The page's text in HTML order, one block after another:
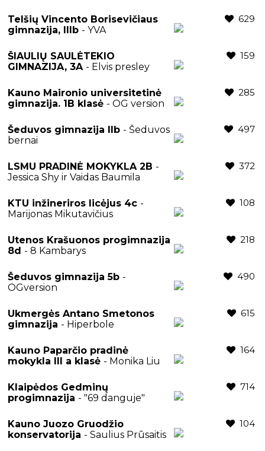
Telšių Vincento Borisevičiaus
gimnazija, IIIb - YVA
629
ŠIAULIŲ SAULĖTEKIO
GIMNAZIJA, 3A - Elvis presley
159
Kauno Maironio universitetinė
gimnazija. 1B klasė - OG version
285
Šeduvos gimnazija IIb - Šeduvos
bernai
497
LSMU PRADINĖ MOKYKLA 2B -
Jessica Shy ir Vaidas Baumila
372
KTU inžineriros licėjus 4c -
Marijonas Mikutavičius
108
Utenos Krašuonos progimnazija
8d - 8 Kambarys
218
Šeduvos gimnazija 5b -
OGversion
490
Ukmergės Antano Smetonos
gimnazija - Hiperbole
615
Kauno Paparčio pradinė
mokykla III a klasė - Monika Liu
164
Klaipėdos Gedminų
progimnazija - "69 danguje"
714
Kauno Juozo Gruodžio
konservatorija - Saulius Prūsaitis
104